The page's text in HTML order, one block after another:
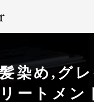
染め,グ
ートメ